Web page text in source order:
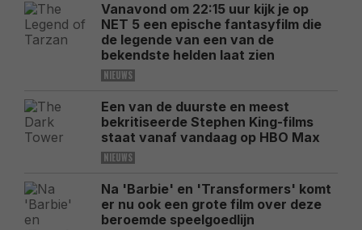
Vanavond om 22:15 uur kijk je op
NET 5 een epische fantasyfilm die
de legende van een van de
bekendste helden laat zien
NIEUWS
Een van de duurste en meest
bekritiseerde Stephen King-films
staat vanaf vandaag op HBO Max
NIEUWS
Na 'Barbie' en 'Transformers' komt
er nu ook een grote film over deze
beroemde speelgoedlijn